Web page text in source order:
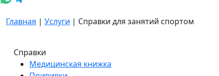
Главная | Услуги | Справки для занятий спортом
Справки
Медицинская книжка